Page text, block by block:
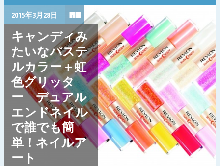
2015年3月28日
キャンディみ
たいなパステ
ルカラー＋虹
色グリッタ
ー デュアル
エンドネイル
で誰でも簡
単！ネイルア
ート